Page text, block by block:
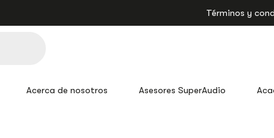
Términos y
Acerca de nosotros Asesores SuperAudio